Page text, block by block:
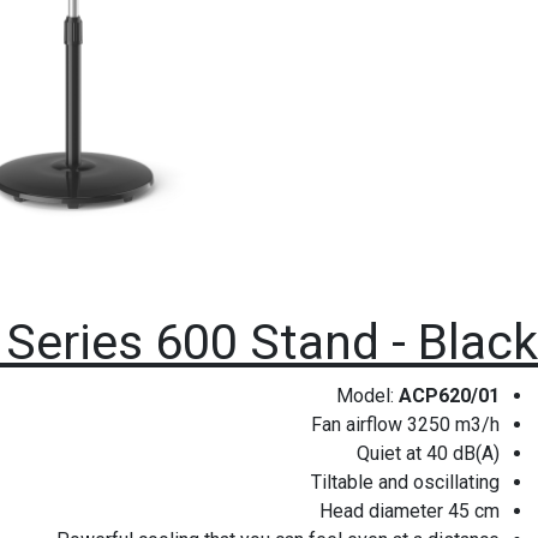
600 Stand - Black
Model: ACP620/01
Fan airflow 3250 m3/h
Quiet at 40 dB(A)
Tiltable and oscillating
Head diameter 45 cm